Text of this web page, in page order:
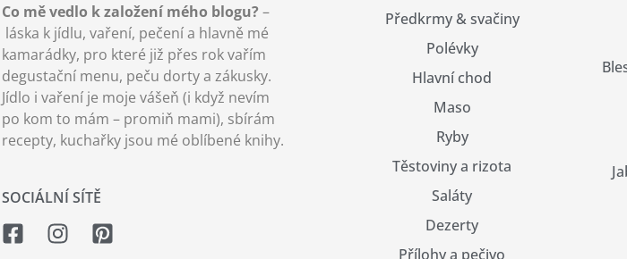
Co mě vedlo k založení mého blogu? –
láska k jídlu, vaření, pečení a hlavně mé
kamarádky, pro které již přes rok vařím
degustační menu, peču dorty a zákusky.
Jídlo i vaření je moje vášeň (i když nevím
po kom to mám – promiň mami), sbírám
recepty, kuchařky jsou mé oblíbené knihy.
SOCIÁLNÍ SÍTĚ
Předkrmy & svačiny
Polévky
Hlavní chod
Maso
Ryby
Těstoviny a rizota
Saláty
Dezerty
Přílohy a pečivo